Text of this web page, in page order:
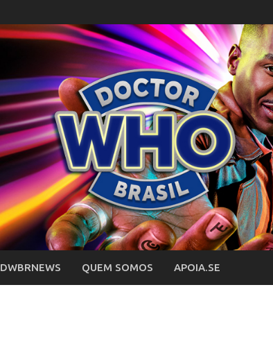
DWBRNEWS QUEM SOMOS APOIA.SE